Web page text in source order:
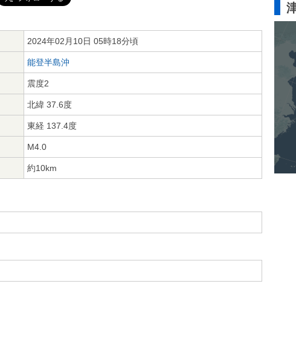
2024年02月10日 05時18分頃
能登半島沖
震度2
北緯 37.6度
東経 137.4度
M4.0
約10km